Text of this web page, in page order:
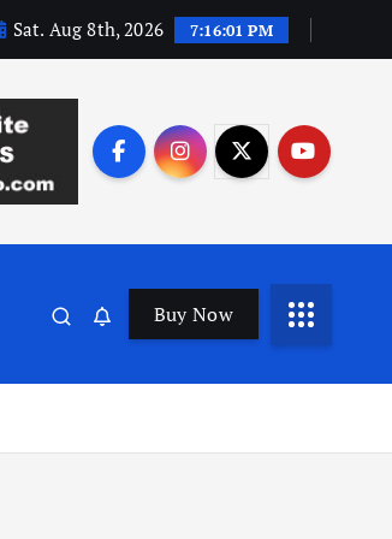
Sat. Aug 8th, 2026 7:16:02 PM
Buy Now